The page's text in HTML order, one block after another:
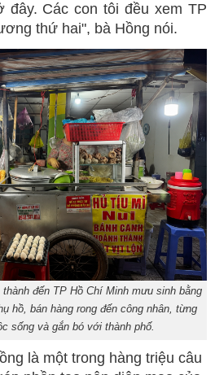
Các con tôi đều xem TP
thứ hai", bà Hồng nói.
đến TP Hồ Chí Minh mưu sinh bằng
hồ, bán hàng rong đến công nhân, từng
sống và gắn bó với thành phố.
là một trong hàng triệu câu